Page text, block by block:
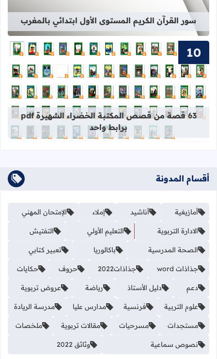
سور القرآن الكريم المستوى الأول ابتدائي بالمغرب
قراءة المزيد عن 63 قصة من قصص المكتبة الخضراء الشهيرة pdf برابط واحد
63 قصة من قصص المكتبة الخضراء الشهيرة pdf
برابط واحد
أقسام المدونة
أمازيغية أناشيد إملاء الإمتحان المهني
الادارة التربوية التعليم الأولي التفتيش
الصحة المدرسية باكالوريا تعبير كتابي
جذاذات word جذاذات2022 حروف حكايات
دعم دليل الأستاذ رياضة عروض تربوية
علوم التربية فرنسية مدارس عليا مدرسة الريادة
مستجدات مسرحيات مقالات تربوية ملخصات
نصوص سماعية وثائق 2022